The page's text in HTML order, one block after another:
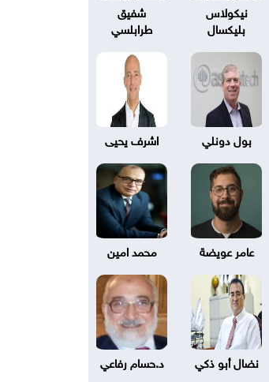
نيكولاس
بليكسال
شفيق
طرابلسي
بول دونلي اشرف يحيى
عامر عويضة محمد امين
نضال أبو ذكي د.حسام رفاعي